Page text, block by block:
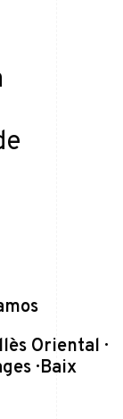
Oriental ·
· Baix